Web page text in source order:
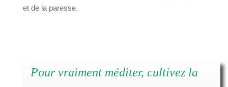
et de la paresse.
Pour vraiment méditer, cultivez la